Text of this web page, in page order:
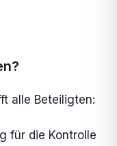
alle Beteiligten:
für die Kontrolle